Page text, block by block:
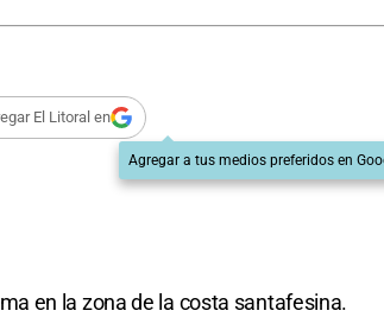
El Litoral en
Agregar a tus medios preferidos en
en la zona de la costa santafesina.